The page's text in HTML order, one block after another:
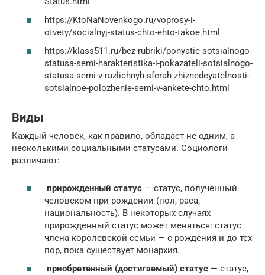
https://KtoNaNovenkogo.ru/voprosy-i-
otvety/socialnyj-status-chto-ehto-takoe.html
https://klass511.ru/bez-rubriki/ponyatie-sotsialnogo-
statusa-semi-harakteristika-i-pokazateli-sotsialnogo-
statusa-semi-v-razlichnyh-sferah-zhiznedeyatelnosti-
sotsialnoe-polozhenie-semi-v-ankete-chto.html
Виды
Каждый человек, как правило, обладает не одним, а
несколькими социальными статусами. Социологи
различают:
прирожденный статус — статус, полученный
человеком при рождении (пол, раса,
национальность). В некоторых случаях
прирожденный статус может меняться: статус
члена королевской семьи — с рождения и до тех
пор, пока существует монархия.
приобретенный (достигаемый) статус — статус,